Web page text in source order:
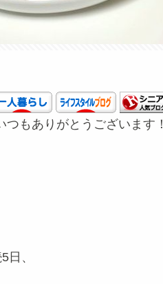
つもありがとうございます！
日、